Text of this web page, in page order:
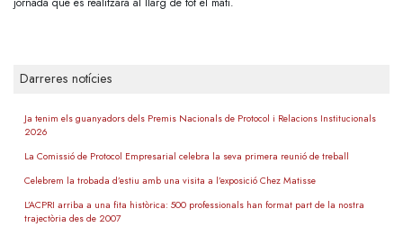
Darreres notícies
Ja tenim els guanyadors dels Premis Nacionals de Protocol i Relacions Institucionals
2026
La Comissió de Protocol Empresarial celebra la seva primera reunió de treball
Celebrem la trobada d’estiu amb una visita a l’exposició Chez Matisse
L’ACPRI arriba a una fita històrica: 500 professionals han format part de la nostra
trajectòria des de 2007